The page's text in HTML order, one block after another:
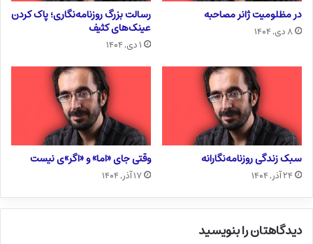
در مظلومیت ژانر مصاحبه
۸ دی, ۱۴۰۴
رسالت بزرگ روزنامه‌نگاری؛ پاک کردن
عینک‌های کثیف
۱ دی, ۱۴۰۴
سبک زندگی روزنامه‌نگارانه
۲۴ آذر, ۱۴۰۴
وقتی جای «اما» و «اگر»ی نیست
۱۷ آذر, ۱۴۰۴
دیدگاهتان را بنویسید